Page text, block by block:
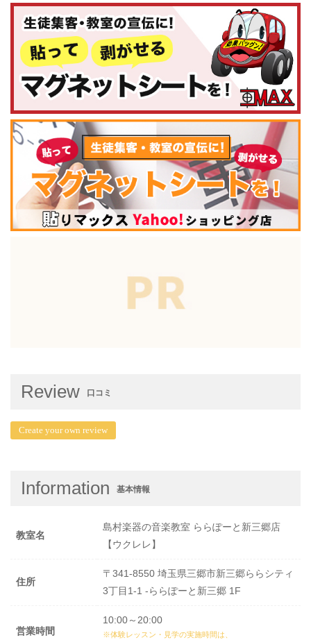
Review 口コミ
Create your own review
Information 基本情報
教室名
島村楽器の音楽教室 ららぽーと新三郷店
【ウクレレ】
住所
〒341-8550 埼玉県三郷市新三郷ららシティ
3丁目1-1 -ららぽーと新三郷 1F
営業時間
10:00～20:00
※体験レッスン・見学の実施時間は、